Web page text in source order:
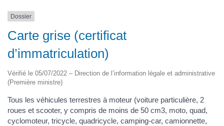
Dossier
Carte grise (certificat
d’immatriculation)
Vérifié le 05/07/2022 – Direction de l’information légale et administrative
(Première ministre)
Tous les véhicules terrestres à moteur (voiture particulière, 2
roues et scooter, y compris de moins de 50 cm3, moto, quad,
cyclomoteur, tricycle, quadricycle, camping-car, camionnette,